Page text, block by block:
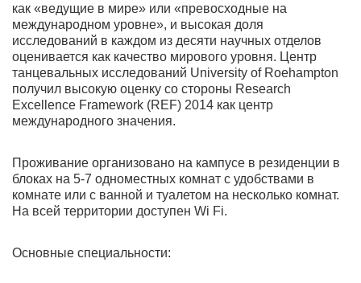
как «ведущие в мире» или «превосходные на
международном уровне», и высокая доля
исследований в каждом из десяти научных отделов
оценивается как качество мирового уровня. Центр
танцевальных исследований University of Roehampton
получил высокую оценку со стороны Research
Excellence Framework (REF) 2014 как центр
международного значения.
Проживание организовано на кампусе в резиденции в
блоках на 5-7 одноместных комнат с удобствами в
комнате или с ванной и туалетом на несколько комнат.
На всей территории доступен Wi Fi.
Основные специальности: